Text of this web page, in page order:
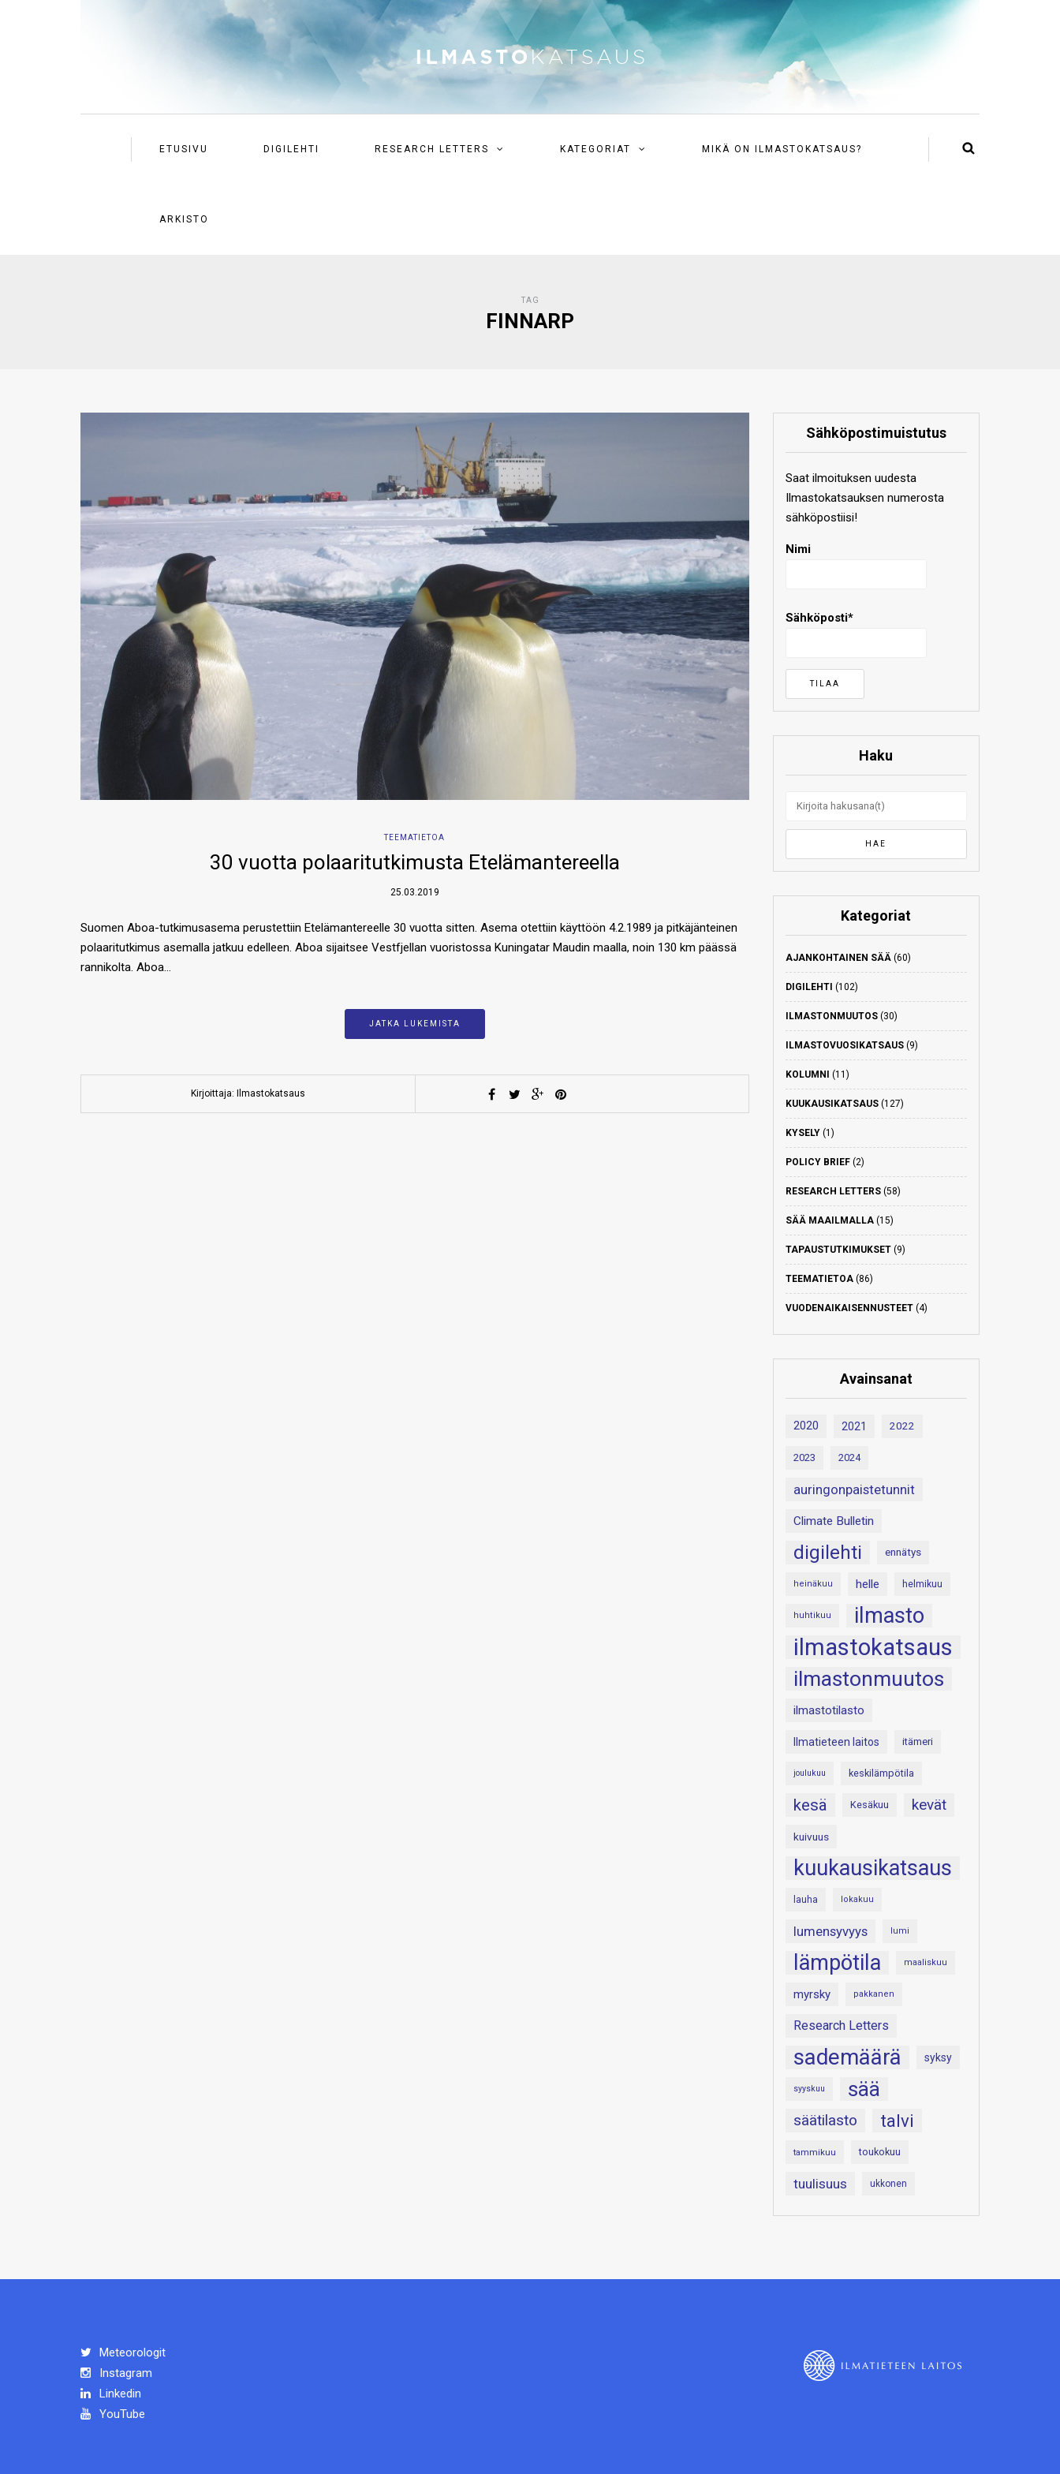
ETUSIVU DIGILEHTI RESEARCH LETTERS KATEGORIAT MIKÄ ON ILMASTOKATSAUS?
ARKISTO
TAG
FINNARP
TEEMATIETOA
30 vuotta polaaritutkimusta Etelämantereella
25.03.2019
Suomen Aboa-tutkimusasema perustettiin Etelämantereelle 30 vuotta sitten. Asema otettiin käyttöön 4.2.1989 ja pitkäjänteinen
polaaritutkimus asemalla jatkuu edelleen. Aboa sijaitsee Vestfjellan vuoristossa Kuningatar Maudin maalla, noin 130 km päässä
rannikolta. Aboa…
JATKA LUKEMISTA
Kirjoittaja: Ilmastokatsaus
Sähköpostimuistutus
Saat ilmoituksen uudesta
Ilmastokatsauksen numerosta
sähköpostiisi!
Nimi
Sähköposti*
Haku
Kategoriat
AJANKOHTAINEN SÄÄ(60)
DIGILEHTI (102)
ILMASTONMUUTOS(30)
ILMASTOVUOSIKATSAUS(9)
KOLUMNI (11)
KUUKAUSIKATSAUS(127)
KYSELY(1)
POLICY BRIEF(2)
RESEARCH LETTERS(58)
SÄÄ MAAILMALLA(15)
TAPAUSTUTKIMUKSET(9)
TEEMATIETOA(86)
VUODENAIKAISENNUSTEET(4)
Avainsanat
2020 2021 2022
2023 2024
auringonpaistetunnit
Climate Bulletin
digilehti ennätys
heinäkuu helle helmikuu
huhtikuu ilmasto
ilmastokatsaus
ilmastonmuutos
ilmastotilasto
Ilmatieteen laitos itämeri
joulukuu keskilämpötila
kesä Kesäkuu kevät
kuivuus
kuukausikatsaus
lauha lokakuu
lumensyvyys lumi
lämpötila maaliskuu
myrsky pakkanen
Research Letters
sademäärä syksy
syyskuu sää
säätilasto talvi
tammikuu toukokuu
tuulisuus ukkonen
Meteorologit
Instagram
Linkedin
YouTube